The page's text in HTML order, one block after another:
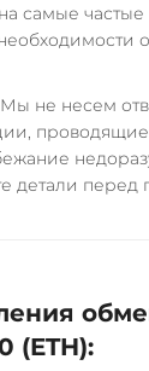
самые
не несем
детали
(ETH):